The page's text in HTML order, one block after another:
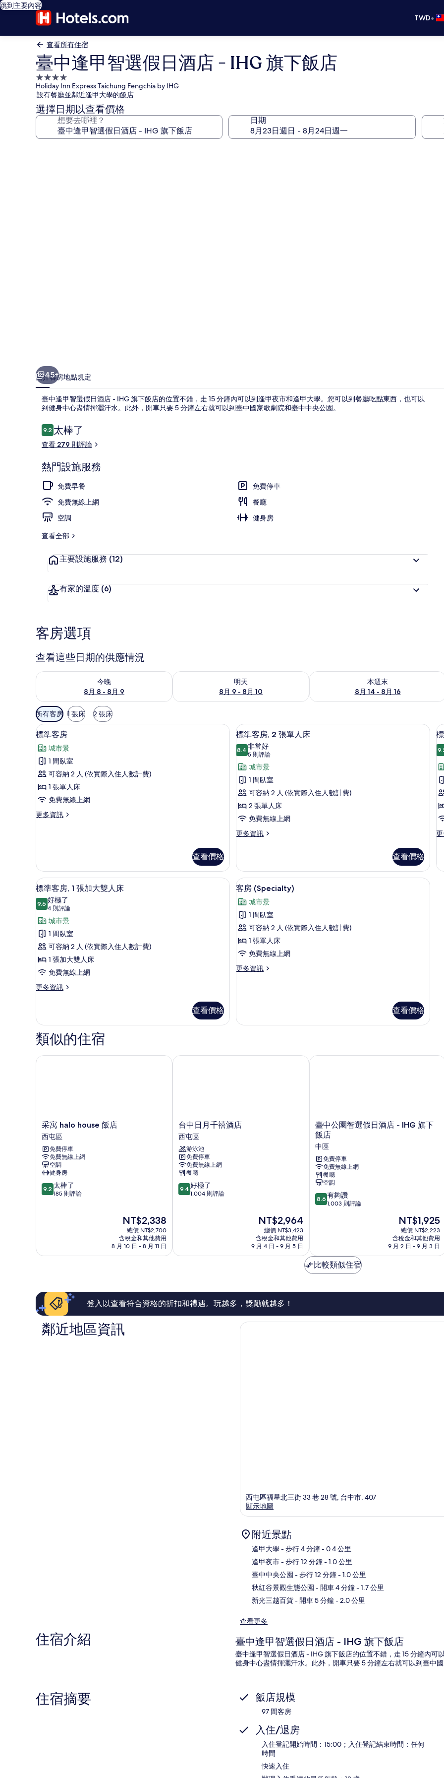
跳到主要內容
TWD•
查看所有住宿
臺中逢甲智選假日酒店 - IHG 旗下飯店
4.0
星
級
住
宿
Holiday Inn Express Taichung Fengchia by IHG
設有餐廳並鄰近逢甲大學的飯店
選擇日期以查看價格
想要去哪裡？ 日期
飯
店
的
片
集
45+
簡介客房地點規定
臺中逢甲智選假日酒店 - IHG 旗下飯店的位置不錯，走 15 分鐘內可以到逢甲夜市和逢甲大學。您可以到餐廳吃點東西，也可以
到健身中心盡情揮灑汗水。此外，開車只要 5 分鐘左右就可以到臺中國家歌劇院和臺中中央公園。
評
論
9.29.2 分，滿分 10 分，
太棒了
查看 279 則評論
熱門設施服務
免費早餐
免費停車
免費無線上網
餐廳
空調
健身房
查看全部
主要設施服務 (12)
有家的溫度 (6)
客房選項
查看這些日期的供應情況
今晚
8月 8 - 8月 9
查看今晚 (8月 8 - 8月 9) 的供應情況
明天
8月 9 - 8月 10
查看明天 (8月 9 - 8月 10) 的供應情況
本週末
8月 14 - 8月 16
查看本週末 (8月 14 - 8月 16) 的供應情
可
用
的
客
房
篩
選
條
件
所有客房 1 張床 2 張床
顯
示
標
準
客
房
所
客房內保險箱、遮光布/窗簾、隔音、免費無線上網
8
標準客房
城市景
1 間臥室
可容納 2 人 (依實際入住人數計費)
1 張單人床
免費無線上網
更多資訊
更
的
詳
情
查看價格
顯
示
標
準
客
房,
2
張
單
的
所
有
相
片
標準客房, 2 張單人床 | 客房內保險箱
6
標準客房, 2 張單人床
8.48.4 分，滿分 10 分
非常好
5 則評論
(5
則
評
論)
城市景
1 間臥室
可容納 2 人 (依實際入住人數計費)
2 張單人床
免費無線上網
更多資訊
更
客
房,
2
單
人
床
的
詳
情
查看價格
1
更
客
顯
示
標
準
客
房,
1
張
加
人
床
的
所
6
標準客房, 1 張加大雙人床
9.69.6 分，滿分 10 分
好極了
4 則評論
(4
則
評
論)
城市景
1 間臥室
可容納 2 人 (依實際入住人數計費)
1 張加大雙人床
免費無線上網
更多資訊
更
客
房,
1
張
加
查看價格
顯
示
客
房
(Specialty)
的
所
有
客房內保險箱、遮光布/窗簾、隔音、
7
客房 (Specialty)
城市景
1 間臥室
可容納 2 人 (依實際入住人數計費)
1 張單人床
免費無線上網
更多資訊
更
詳
查看價格
類似的住宿
采
寓
halo
house
飯
店
西
屯
區
采寓 halo house 飯店
西屯區
免費停車
免費無線上網
空調
健身房
9.2
分，
了，
論
9.2 太棒了
185 則評論
現
在
價
格
為
NT$2,338
總價 NT$2,700
含稅金和其他費用
8 月 10 日 - 8 月 11 日
采寓 halo house 飯店
台
中
日
月
千
禧
酒
店
西
台中日月千禧酒店
西屯區
游泳池
免費停車
免費無線上網
餐廳
9.4
分，
了，
論
9.4 好極了
1,004 則評論
現
在
價
格
為
NT$2,964
總價 NT$3,423
含稅金和其他費用
9 月 4 日 - 9 月 5 日
台中日月千禧酒店
臺
中
公
園
智
選
假
日
酒
店
店
中
區
臺中公園智選假日酒店 - IHG 旗下
飯店
中區
免費停車
免費無線上網
餐廳
空調
8.6
分，
夠
讚，
1,003
評
8.6 有夠讚
1,003 則評論
現
在
價
格
為
NT$1,925
總價 NT$2,223
含稅金和其他費用
9 月 2 日 - 9 月 3 日
臺中公園智選假日酒店 - IHG 旗下飯店
比較類似住宿
登入以查看符合資格的折扣和禮遇。玩越多，獎勵就越多！
鄰近地區資訊
西屯區福星北三街 33 巷 28 號, 台中市, 407
顯示地圖
附近景點
逢甲大學- 步行 4 分鐘- 0.4 公里
逢甲夜市- 步行 12 分鐘- 1.0 公里
臺中中央公園 - 步行 12 分鐘- 1.0 公里
秋紅谷景觀生態公園 - 開車 4 分鐘- 1.7 公里
新光三越百貨- 開車 5 分鐘- 2.0 公里
查看更多
住宿介紹 臺中逢甲智選假日酒店 - IHG 旗下飯店
臺中逢甲智選假日酒店 - IHG 旗下飯店的位置不錯，走 15 分鐘內
健身中心盡情揮灑汗水。此外，開車只要 5 分鐘左右就可以到臺中國
住宿摘要 飯店規模
97 間客房
入住/退房
入住登記開始時間：15:00；入住登記結束時間：任何
時間
快速入住